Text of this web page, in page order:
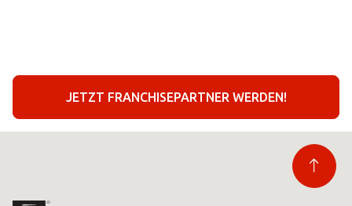
JETZT FRANCHISEPARTNER WERDEN!